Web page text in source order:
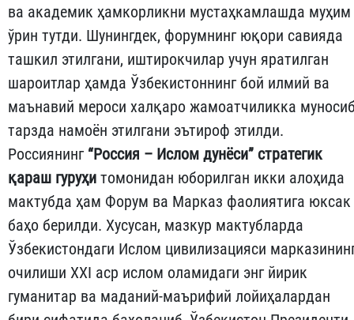
ва академик ҳамкорликни мустаҳкамлашда муҳим
ўрин тутди. Шунингдек, форумнинг юқори савияда
ташкил этилгани, иштирокчилар учун яратилган
шароитлар ҳамда Ўзбекистоннинг бой илмий ва
маънавий мероси халқаро жамоатчиликка
тарзда намоён этилгани эътироф этилди.
Россиянинг “Россия – Ислом дунёси” стратегик
қараш гуруҳи томонидан юборилган икки алоҳида
мактубда ҳам Форум ва Марказ фаолиятига юксак
баҳо берилди. Хусусан, мазкур мактубларда
Ўзбекистондаги Ислом цивилизацияси
очилиши XXI аср ислом оламидаги энг йирик
гуманитар ва маданий-маърифий лойиҳалардан